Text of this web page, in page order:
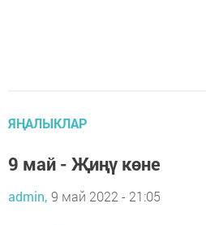
ЯҢАЛЫКЛАР
9 май - Җиңү көне
admin, 9 май 2022 - 21:05